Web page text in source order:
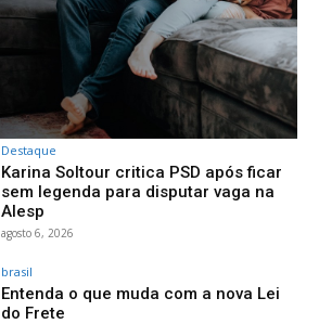
Destaque
Karina Soltour critica PSD após ficar
sem legenda para disputar vaga na
Alesp
agosto 6, 2026
brasil
Entenda o que muda com a nova Lei
do Frete